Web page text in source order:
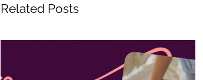
Related Posts